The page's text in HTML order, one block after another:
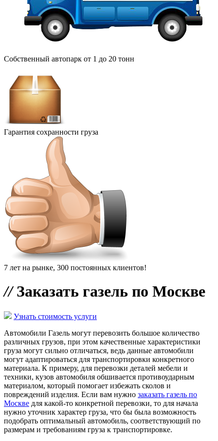
Собственный автопарк от 1 до 20 тонн
Гарантия сохранности груза
7 лет на рынке, 300 постоянных клиентов!
//Заказать газель по Москве
Узнать стоимость услуги
Автомобили Газель могут перевозить большое количество
различных грузов, при этом качественные характеристики
груза могут сильно отличаться, ведь данные автомобили
могут адаптироваться для транспортировки конкретного
материала. К примеру, для перевозки деталей мебели и
техники, кузов автомобиля обшивается противоударным
материалом, который помогает избежать сколов и
повреждений изделия. Если вам нужно заказать газель по
Москве для какой-то конкретной перевозки, то для начала
нужно уточник характер груза, что бы была возможность
подобрать оптимальный автомобиль, соответствующий по
размерам и требованиям груза к транспортировке.